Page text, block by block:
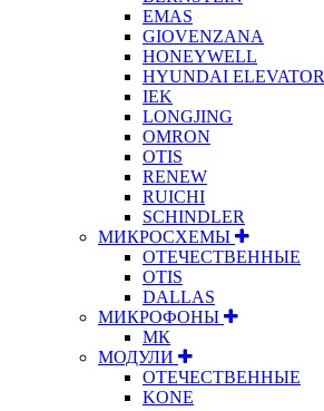
EMAS
GIOVENZANA
HONEYWELL
HYUNDAI ELEVATOR
IEK
LONGJING
OMRON
OTIS
RENEW
RUICHI
SCHINDLER
МИКРОСХЕМЫ
ОТЕЧЕСТВЕННЫЕ
OTIS
DALLAS
МИКРОФОНЫ
МК
МОДУЛИ
ОТЕЧЕСТВЕННЫЕ
KONE